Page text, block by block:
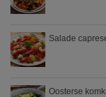
Salade
Oosterse